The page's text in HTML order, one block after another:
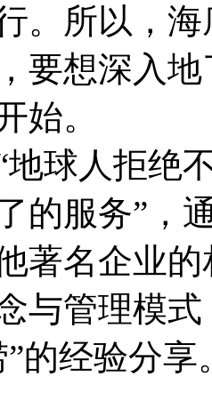
。所以，
要想深入
始。
地球人拒绝
的服务”，
著名企业
与管理模
的经验分享